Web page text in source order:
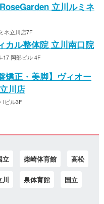
立川ルミネ
ネ立川店7F
カル整体院 立川南口院
17 岡部ビル 4F
矯正・美脚】ヴィオー
川店
Iビル3F
立 柴崎体育館 高松
川 泉体育館 国立